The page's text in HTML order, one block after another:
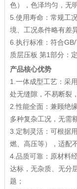
色），色泽均匀，无
5.使用寿命：常规工
境、工况条件略有差
6.执行标准：符合
质层压板 第1部分：
产品核心优势
1.一体成型工艺：采
处无缝隙，不易断裂
2.性能全面：兼顾绝
多种复杂工况，无需
3.定制灵活：可根据
燃、高压等），适配
4.品质可靠：原材料
达标，无杂质、无分
题；